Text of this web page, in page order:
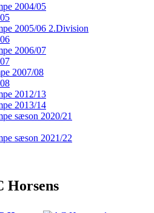
2004/05
2005/06 2.Division
2006/07
2007/08
2012/13
2013/14
sæson 2020/21
sæson 2021/22
Horsens